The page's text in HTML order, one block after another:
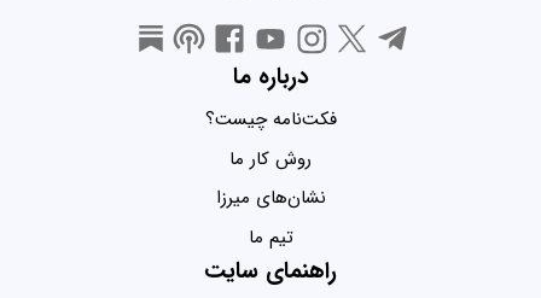
درباره ما
فکت‌نامه چیست؟
روش کار ما
نشان‌های میرزا
تیم ما
راهنمای سایت